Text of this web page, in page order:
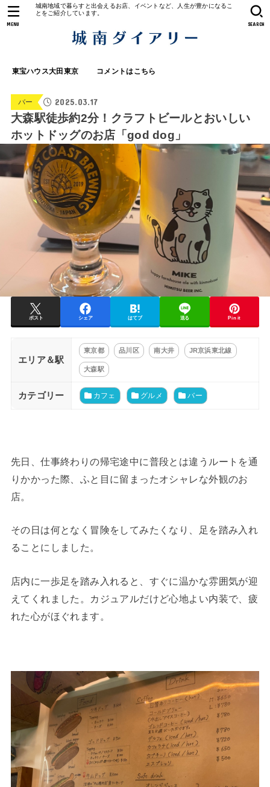
城南地域で暮らすと出会えるお店、イベントなど、人生が豊かになるこ
とをご紹介しています。
東宝ハウス大田東京 コメントはこちら
SEARCH
MENU
バー 2025.03.17
大森駅徒歩約2分！クラフトビールとおいしい
ホットドッグのお店「god dog」
ポスト シェア はてブ 送る Pin it
エリア＆駅
東京都 品川区 南大井 JR京浜東北線
大森駅
カテゴリー カフェ グルメ バー
先日、仕事終わりの帰宅途中に普段とは違うルートを通
りかかった際、ふと目に留まったオシャレな外観のお
店。
その日は何となく冒険をしてみたくなり、足を踏み入れ
ることにしました。
店内に一歩足を踏み入れると、すぐに温かな雰囲気が迎
えてくれました。カジュアルだけど心地よい内装で、疲
れた心がほぐれます。